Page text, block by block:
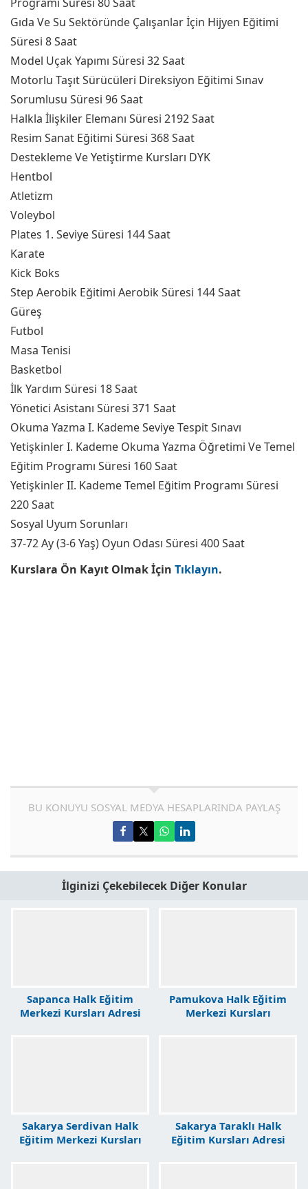
Gıda Ve Su Sektöründe Çalışanlar İçin Hijyen Eğitimi
Süresi 8 Saat
Model Uçak Yapımı Süresi 32 Saat
Motorlu Taşıt Sürücüleri Direksiyon Eğitimi Sınav
Sorumlusu Süresi 96 Saat
Halkla İlişkiler Elemanı Süresi 2192 Saat
Resim Sanat Eğitimi Süresi 368 Saat
Destekleme Ve Yetiştirme Kursları DYK
Hentbol
Atletizm
Voleybol
Plates 1. Seviye Süresi 144 Saat
Karate
Kick Boks
Step Aerobik Eğitimi Aerobik Süresi 144 Saat
Güreş
Futbol
Masa Tenisi
Basketbol
İlk Yardım Süresi 18 Saat
Yönetici Asistanı Süresi 371 Saat
Okuma Yazma I. Kademe Seviye Tespit Sınavı
Yetişkinler I. Kademe Okuma Yazma Öğretimi Ve Temel
Eğitim Programı Süresi 160 Saat
Yetişkinler II. Kademe Temel Eğitim Programı Süresi
220 Saat
Sosyal Uyum Sorunları
37-72 Ay (3-6 Yaş) Oyun Odası Süresi 400 Saat
Kurslara Ön Kayıt Olmak İçin Tıklayın.
BU KONUYU SOSYAL MEDYA HESAPLARINDA PAYLAŞ
İlginizi Çekebilecek Diğer Konular
Sapanca Halk Eğitim
Merkezi Kursları Adresi
Pamukova Halk Eğitim
Merkezi Kursları
Sakarya Serdivan Halk
Eğitim Merkezi Kursları
Sakarya Taraklı Halk
Eğitim Kursları Adresi